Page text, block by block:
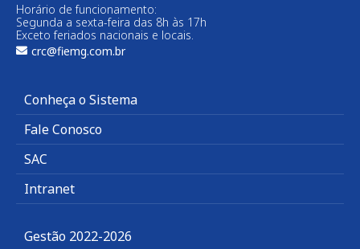
Horário de funcionamento:
Segunda a sexta-feira das 8h às 17h
Exceto feriados nacionais e locais.
crc@fiemg.com.br
Conheça o Sistema
Fale Conosco
SAC
Intranet
Gestão 2022-2026